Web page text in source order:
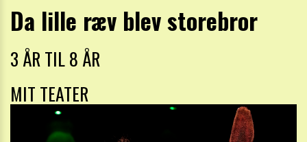
Da lille ræv blev storebror
3 ÅR TIL 8 ÅR
MIT TEATER